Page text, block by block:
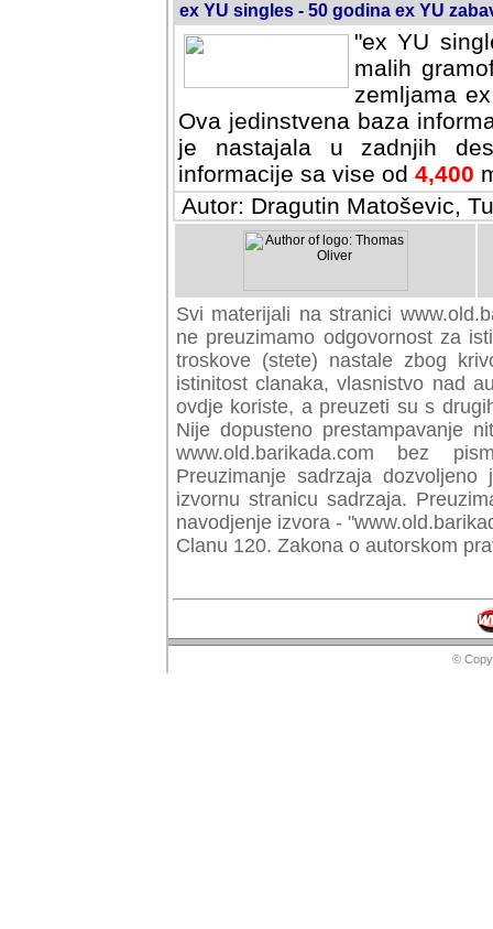
ex YU singles - 50 godina ex YU
"ex YU
malih
zemljama
Ova jedinstvena baza
je nastajala u zadnjih
informacije sa vise od 4,400
Autor: Dragutin Matoševic,
Svi materijali na stranici
preuzimamo odgovornost za
troskove (stete) nastale zbog
istinitost clanaka, vlasnistvo nad
ovdje koriste, a preuzeti su s
Nije dopusteno prestampavanje
www.old.barikada.com bez
Preuzimanje sadrzaja
izvornu stranicu sadrzaja.
navodjenje izvora -
Clanu 120. Zakona o autorskom
©